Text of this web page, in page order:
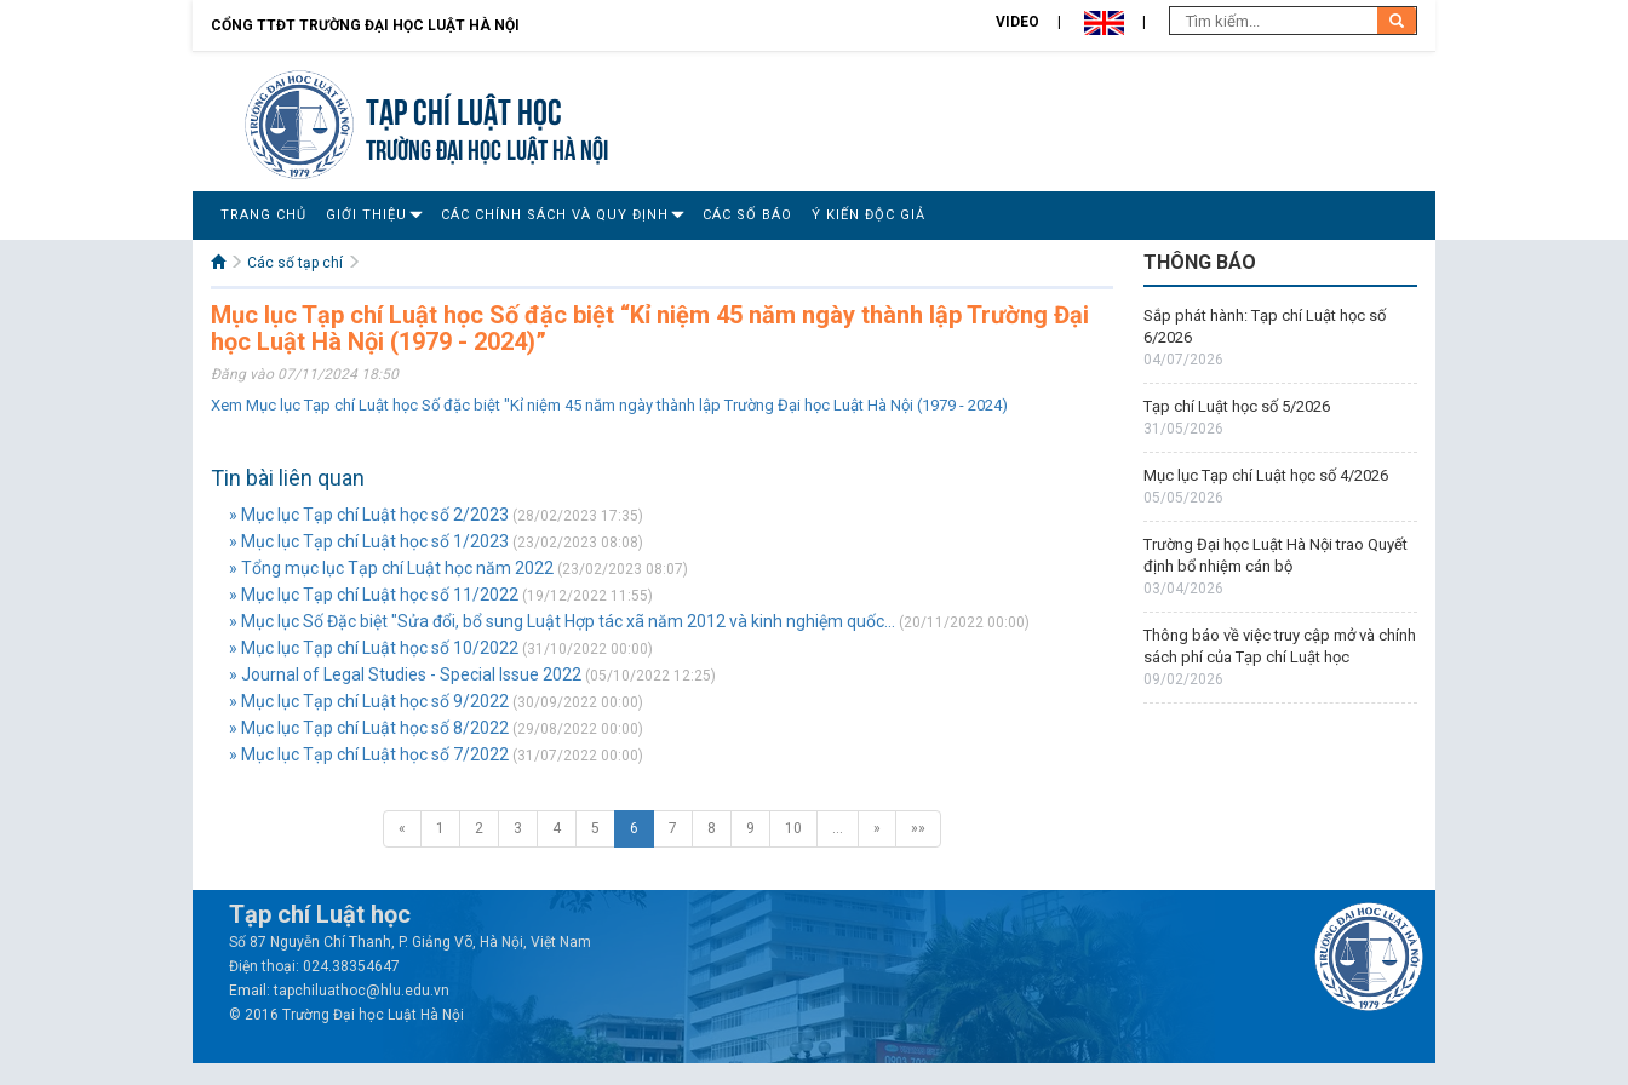
CỔNG TTĐT TRƯỜNG ĐẠI HỌC LUẬT HÀ NỘI VIDEO
Tạp chí Luật học
TRƯỜNG ĐẠI HỌC LUẬT HÀ NỘI
TRANG CHỦ GIỚI THIỆU CÁC CHÍNH SÁCH VÀ QUY ĐỊNH CÁC SỐ BÁO Ý KIẾN ĐỘC GIẢ
Các số tạp chí
Mục lục Tạp chí Luật học Số đặc biệt “Kỉ niệm 45 năm ngày thành lập Trường Đại
học Luật Hà Nội (1979 - 2024)”
Đăng vào 07/11/2024 18:50
Xem Mục lục Tạp chí Luật học Số đặc biệt "Kỉ niệm 45 năm ngày thành lập Trường Đại học Luật Hà Nội (1979 - 2024)
Tin bài liên quan
» Mục lục Tạp chí Luật học số 2/2023 (28/02/2023 17:35)
» Mục lục Tạp chí Luật học số 1/2023 (23/02/2023 08:08)
» Tổng mục lục Tạp chí Luật học năm 2022 (23/02/2023 08:07)
» Mục lục Tạp chí Luật học số 11/2022 (19/12/2022 11:55)
» Mục lục Số Đặc biệt "Sửa đổi, bổ sung Luật Hợp tác xã năm 2012 và kinh nghiệm quốc... (20/11/2022 00:00)
» Mục lục Tạp chí Luật học số 10/2022 (31/10/2022 00:00)
» Journal of Legal Studies - Special Issue 2022 (05/10/2022 12:25)
» Mục lục Tạp chí Luật học số 9/2022 (30/09/2022 00:00)
» Mục lục Tạp chí Luật học số 8/2022 (29/08/2022 00:00)
» Mục lục Tạp chí Luật học số 7/2022 (31/07/2022 00:00)
« 1 2 3 4 5 6 7 8 9 10 … » »»
THÔNG BÁO
Sắp phát hành: Tạp chí Luật học số
6/2026
04/07/2026
Tạp chí Luật học số 5/2026
31/05/2026
Mục lục Tạp chí Luật học số 4/2026
05/05/2026
Trường Đại học Luật Hà Nội trao Quyết
định bổ nhiệm cán bộ
03/04/2026
Thông báo về việc truy cập mở và chính
sách phí của Tạp chí Luật học
09/02/2026
Tạp chí Luật học
Số 87 Nguyễn Chí Thanh, P. Giảng Võ, Hà Nội, Việt Nam
Điện thoại: 024.38354647
Email: tapchiluathoc@hlu.edu.vn
© 2016 Trường Đại học Luật Hà Nội